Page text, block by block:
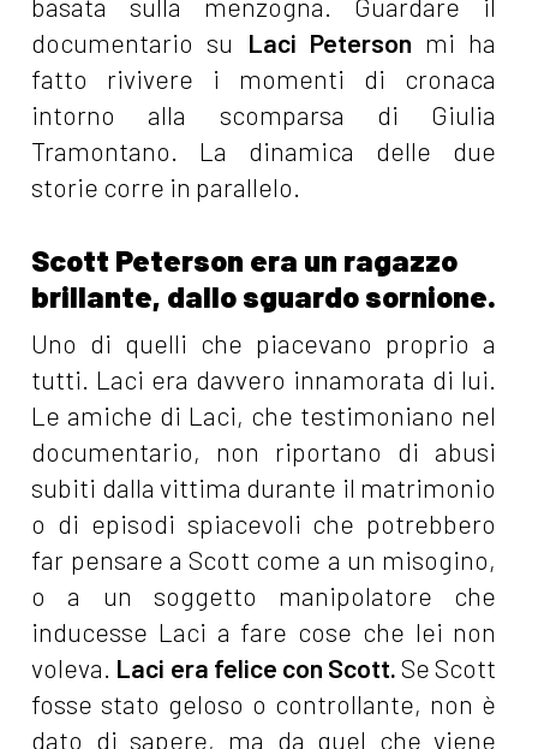
basata sulla menzogna. Guardare il
documentario su Laci Peterson mi ha
fatto rivivere i momenti di cronaca
intorno alla scomparsa di Giulia
Tramontano. La dinamica delle due
storie corre in parallelo.
Scott Peterson era un ragazzo
brillante, dallo sguardo sornione.
Uno di quelli che piacevano proprio a
tutti. Laci era davvero innamorata di lui.
Le amiche di Laci, che testimoniano nel
documentario, non riportano di abusi
subiti dalla vittima durante il matrimonio
o di episodi spiacevoli che potrebbero
far pensare a Scott come a un misogino,
o a un soggetto manipolatore che
inducesse Laci a fare cose che lei non
voleva. Laci era felice con Scott. Se Scott
fosse stato geloso o controllante, non è
dato di sapere, ma da quel che viene